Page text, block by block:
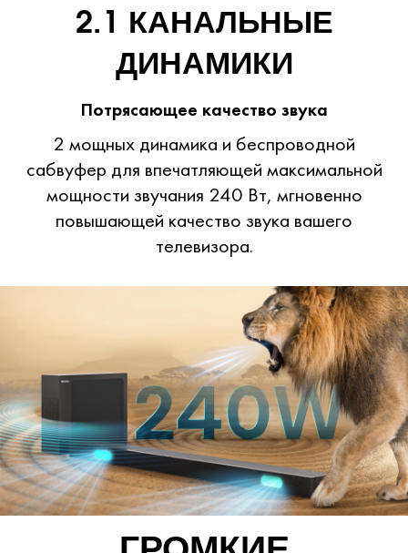
2.1 КАНАЛЬНЫЕ
ДИНАМИКИ
Потрясающее качество звука
2 мощных динамика и беспроводной
сабвуфер для впечатляющей максимальной
мощности звучания 240 Вт, мгновенно
повышающей качество звука вашего
телевизора.